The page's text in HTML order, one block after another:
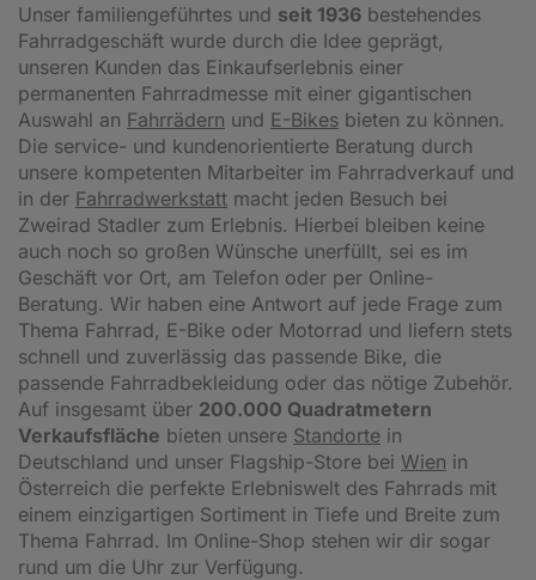
Unser familiengeführtes und seit 1936 bestehendes
Fahrradgeschäft wurde durch die Idee geprägt,
unseren Kunden das Einkaufserlebnis einer
permanenten Fahrradmesse mit einer gigantischen
Auswahl an Fahrrädern und E-Bikes bieten zu können.
Die service- und kundenorientierte Beratung durch
unsere kompetenten Mitarbeiter im Fahrradverkauf und
in der Fahrradwerkstatt macht jeden Besuch bei
Zweirad Stadler zum Erlebnis. Hierbei bleiben keine
auch noch so großen Wünsche unerfüllt, sei es im
Geschäft vor Ort, am Telefon oder per Online-
Beratung. Wir haben eine Antwort auf jede Frage zum
Thema Fahrrad, E-Bike oder Motorrad und liefern stets
schnell und zuverlässig das passende Bike, die
passende Fahrradbekleidung oder das nötige Zubehör.
Auf insgesamt über 200.000 Quadratmetern
Verkaufsfläche bieten unsere Standorte in
Deutschland und unser Flagship-Store bei Wien in
Österreich die perfekte Erlebniswelt des Fahrrads mit
einem einzigartigen Sortiment in Tiefe und Breite zum
Thema Fahrrad. Im Online-Shop stehen wir dir sogar
rund um die Uhr zur Verfügung.